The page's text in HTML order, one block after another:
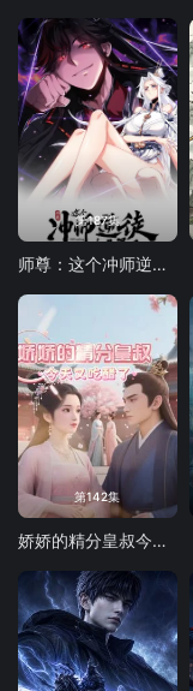
第187集
师尊：这个冲师逆徒才不是圣子 动态漫画
第142集
娇娇的精分皇叔今天又吃醋了